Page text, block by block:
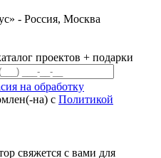
- Россия, Москва
проектов + подарки
на обработку
на) с Политикой
свяжется с вами для